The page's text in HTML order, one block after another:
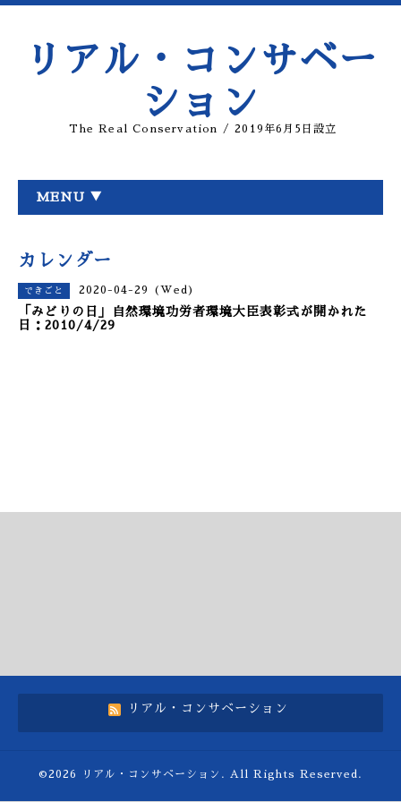
リアル・コンサベー
ション
The Real Conservation / 2019年6月5日設立
MENU ▼
カレンダー
できごと 2020-04-29 (Wed)
「みどりの日」自然環境功労者環境大臣表彰式が開かれた
日：2010/4/29
リアル・コンサベーション
©2026 リアル・コンサベーション . All Rights Reserved.